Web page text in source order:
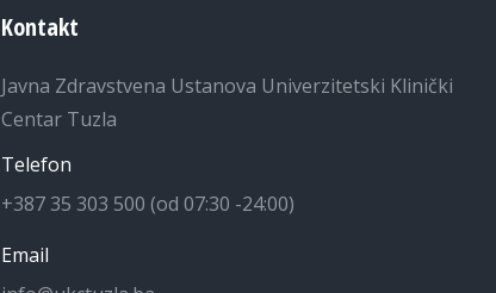
Kontakt
Javna Zdravstvena Ustanova Univerzitetski Klinički
Centar Tuzla
Telefon
+387 35 303 500 (od 07:30 -24:00)
Email